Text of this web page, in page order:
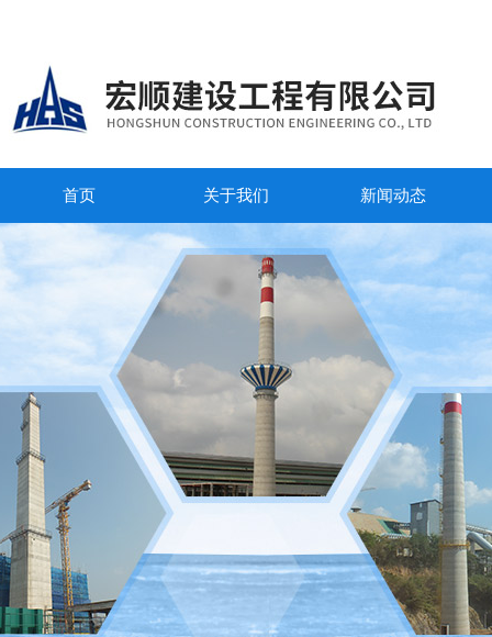
首页 关于我们 新闻动态